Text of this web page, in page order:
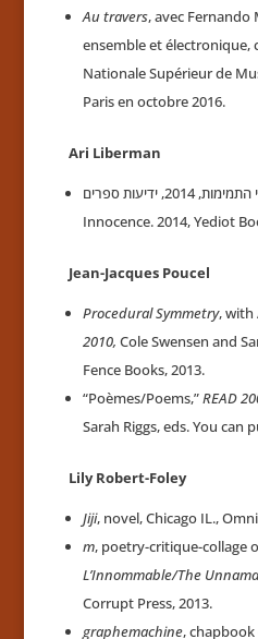
Au travers, avec Fernando
ensemble et électronique,
Nationale Supérieur de
Paris en octobre 2016.
Ari Liberman
אלופי התמימות, 2014, ידיעות ספרים (The Champions of
Innocence. 2014, Yediot
Jean-Jacques Poucel
Procedural Symmetry, with
2010, Cole Swensen and
Fence Books, 2013.
“Poèmes/Poems,”READ
Sarah Riggs, eds. You can
Lily Robert-Foley
Jiji, novel, Chicago IL.,
m, poetry-critique-collage
L’Innommable/The
Corrupt Press, 2013.
graphemachine,